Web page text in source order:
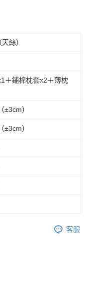
絲）
＋鋪棉枕套x2＋薄枕
±3cm）
±3cm）
客服